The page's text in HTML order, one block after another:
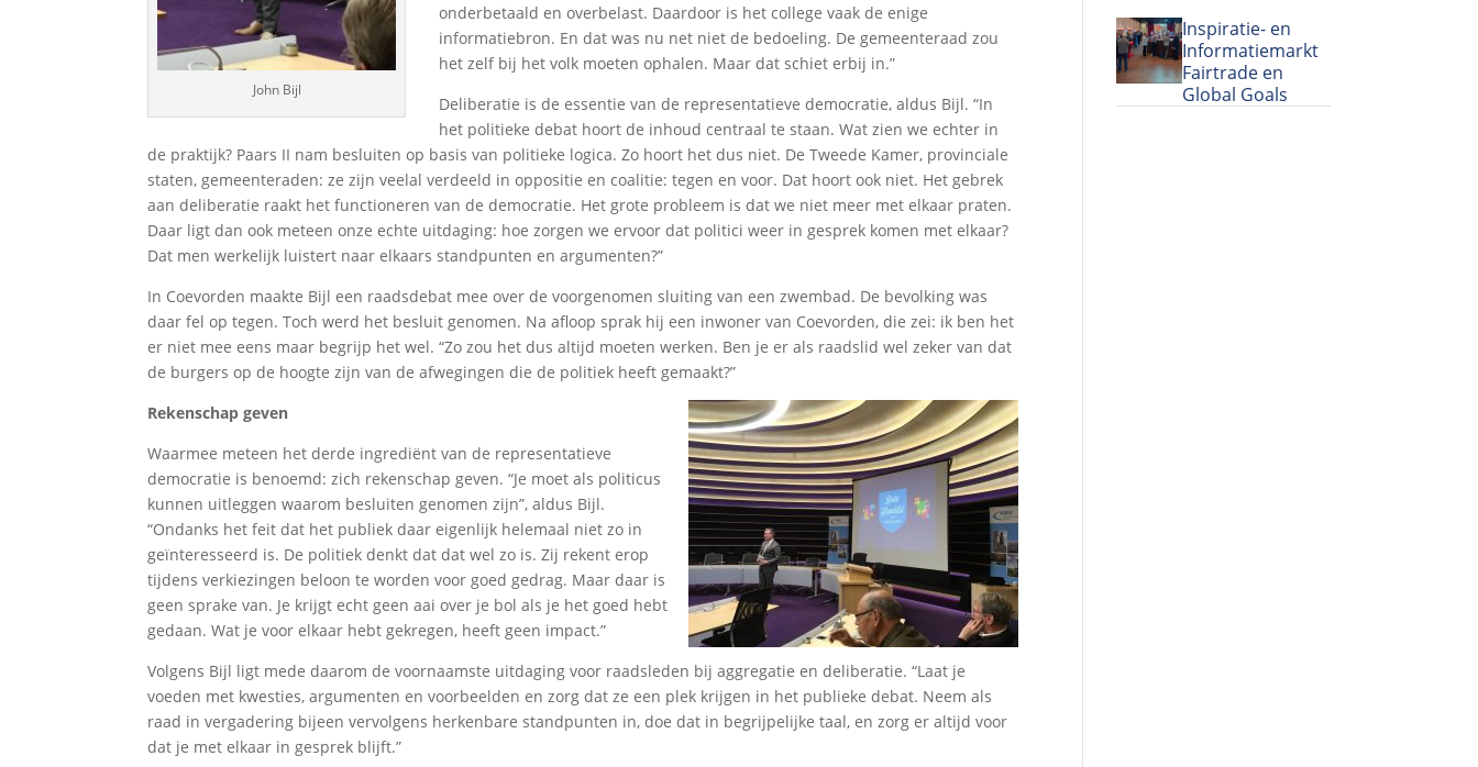
John Bijl
onderbetaald en overbelast. Daardoor is het college vaak de enige
informatiebron. En dat was nu net niet de bedoeling. De gemeenteraad zou
het zelf bij het volk moeten ophalen. Maar dat schiet erbij in.”
Deliberatie is de essentie van de representatieve democratie, aldus Bijl. “In
het politieke debat hoort de inhoud centraal te staan. Wat zien we echter in
de praktijk? Paars II nam besluiten op basis van politieke logica. Zo hoort het dus niet. De Tweede Kamer, provinciale
staten, gemeenteraden: ze zijn veelal verdeeld in oppositie en coalitie: tegen en voor. Dat hoort ook niet. Het gebrek
aan deliberatie raakt het functioneren van de democratie. Het grote probleem is dat we niet meer met elkaar praten.
Daar ligt dan ook meteen onze echte uitdaging: hoe zorgen we ervoor dat politici weer in gesprek komen met elkaar?
Dat men werkelijk luistert naar elkaars standpunten en argumenten?”
In Coevorden maakte Bijl een raadsdebat mee over de voorgenomen sluiting van een zwembad. De bevolking was
daar fel op tegen. Toch werd het besluit genomen. Na afloop sprak hij een inwoner van Coevorden, die zei: ik ben het
er niet mee eens maar begrijp het wel. “Zo zou het dus altijd moeten werken. Ben je er als raadslid wel zeker van dat
de burgers op de hoogte zijn van de afwegingen die de politiek heeft gemaakt?”
Rekenschap geven
Waarmee meteen het derde ingrediënt van de representatieve
democratie is benoemd: zich rekenschap geven. “Je moet als politicus
kunnen uitleggen waarom besluiten genomen zijn”, aldus Bijl.
“Ondanks het feit dat het publiek daar eigenlijk helemaal niet zo in
geïnteresseerd is. De politiek denkt dat dat wel zo is. Zij rekent erop
tijdens verkiezingen beloon te worden voor goed gedrag. Maar daar is
geen sprake van. Je krijgt echt geen aai over je bol als je het goed hebt
gedaan. Wat je voor elkaar hebt gekregen, heeft geen impact.”
Volgens Bijl ligt mede daarom de voornaamste uitdaging voor raadsleden bij aggregatie en deliberatie. “Laat je
voeden met kwesties, argumenten en voorbeelden en zorg dat ze een plek krijgen in het publieke debat. Neem als
raad in vergadering bijeen vervolgens herkenbare standpunten in, doe dat in begrijpelijke taal, en zorg er altijd voor
dat je met elkaar in gesprek blijft.”
Inspiratie- en
Informatiemarkt
Fairtrade en
Global Goals